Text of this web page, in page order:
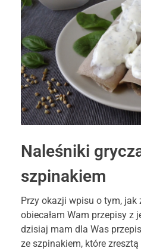
Naleśniki
szpinakiem
Przy okazji wpisu o tym, jak
obiecałam Wam przepisy z
dzisiaj mam dla Was
ze szpinakiem, które